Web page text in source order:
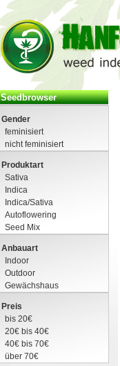
Seedbrowser
Gender
feminisiert
nicht feminisiert
Produktart
Sativa
Indica
Indica/Sativa
Autoflowering
Seed Mix
Anbauart
Indoor
Outdoor
Gewächshaus
Preis
bis 20€
20€ bis 40€
40€ bis 70€
über 70€